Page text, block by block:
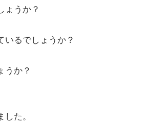
ょうか？
いるでしょうか？
うか？
た。